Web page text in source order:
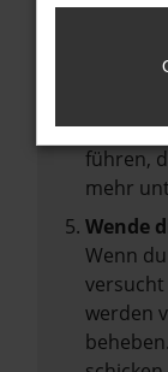
Stelle
führen,
mehr
Wende
Wenn
werden